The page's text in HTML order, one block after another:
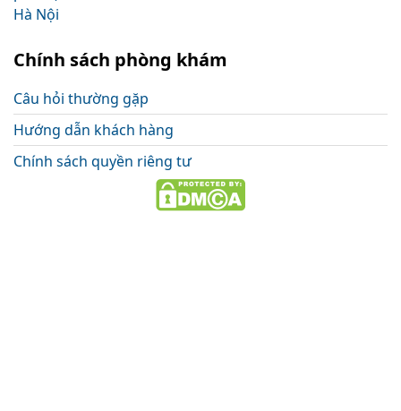
Chính sách phòng khám
Câu hỏi thường gặp
Hướng dẫn khách hàng
Chính sách quyền riêng tư